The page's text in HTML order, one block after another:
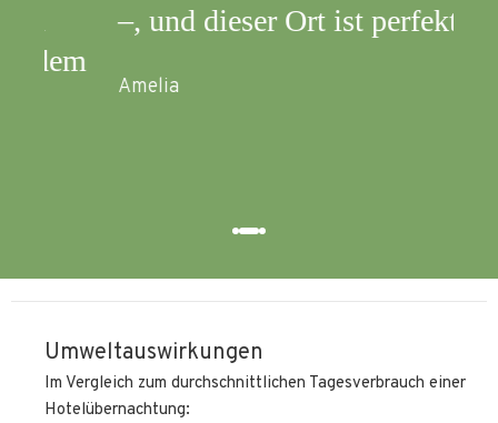
–, und dieser Ort ist perfekt!
Umweltauswirkungen
Im Vergleich zum durchschnittlichen Tagesverbrauch einer
Hotelübernachtung: